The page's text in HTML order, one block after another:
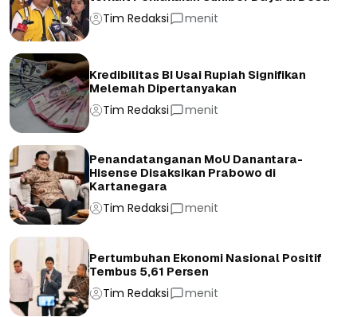
Tim Redaksi menit
Kredibilitas BI Usai Rupiah Signifikan
Melemah Dipertanyakan
Tim Redaksi menit
Penandatanganan MoU Danantara-
Hisense Disaksikan Prabowo di
Kartanegara
Tim Redaksi menit
Pertumbuhan Ekonomi Nasional Positif
Tembus 5,61 Persen
Tim Redaksi menit